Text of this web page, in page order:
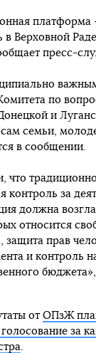
платформа
в Верховной
пресс-
по
и
семьи,
в сообщении.
контроль за
должна
относится
прав
и контроль
от ОПзЖ
за
.